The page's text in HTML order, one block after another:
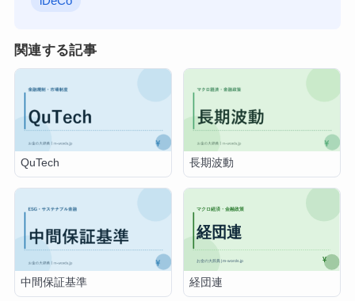
関連する記事
QuTech 長期波動
中間保証基準 経団連